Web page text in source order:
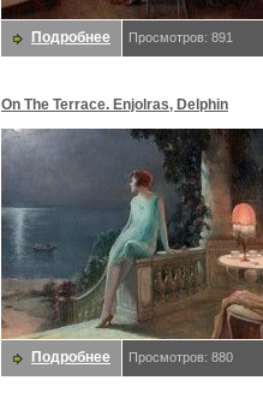
Подробнее Просмотров: 891
On The Terrace. Enjolras, Delphin
Подробнее Просмотров: 880